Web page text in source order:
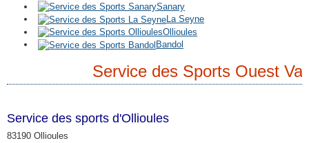
Sanary
La Seyne
Ollioules
Bandol
Service des Sports Ouest Var
Service des sports d'Ollioules
83190 Ollioules